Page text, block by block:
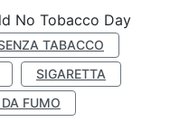
No Tobacco Day
TABACCO
SIGARETTA
FUMO